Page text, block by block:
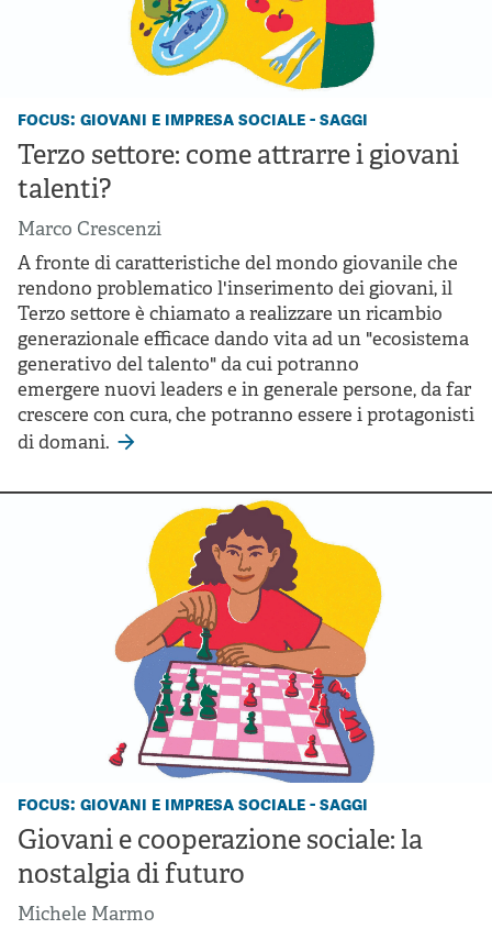
focus: giovani e impresa sociale - saggi
Terzo settore: come attrarre i giovani
talenti?
Marco Crescenzi
A fronte di caratteristiche del mondo giovanile che
rendono problematico l'inserimento dei giovani, il
Terzo settore è chiamato a realizzare un ricambio
generazionale efficace dando vita ad un "ecosistema
generativo del talento" da cui potranno
emergere nuovi leaders e in generale persone, da far
crescere con cura, che potranno essere i protagonisti
di domani.
focus: giovani e impresa sociale - saggi
Giovani e cooperazione sociale: la
nostalgia di futuro
Michele Marmo